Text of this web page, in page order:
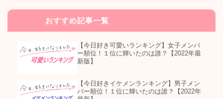
おすすめ記事一覧
【今日好き可愛いランキング】女子メンバ
ー順位！１位に輝いたのは誰？【2022年最
新版】
【今日好きイケメンランキング】男子メン
バー順位！１位に輝いたのは誰？【2022年